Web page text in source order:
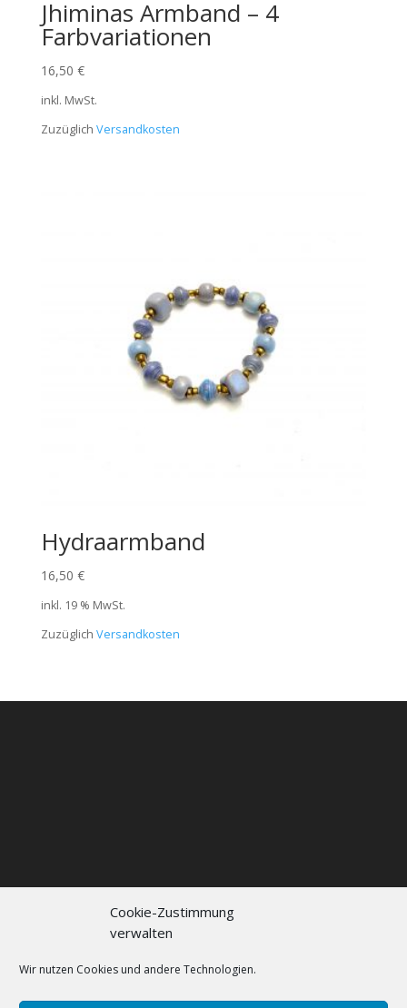
Cookie-Zustimmung
verwalten
Wir nutzen Cookies und andere Technologien.
Jhiminas Armband – 4
Farbvariationen
16,50 €
inkl. MwSt.
Zuzüglich Versandkosten
Hydraarmband
16,50 €
inkl. 19 % MwSt.
Zuzüglich Versandkosten
Kontakt
Datenschutzerklärung
Cookie policy (EU)